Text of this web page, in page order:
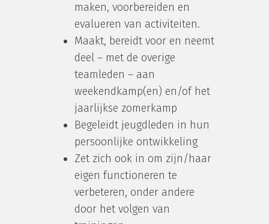
maken, voorbereiden en
evalueren van activiteiten.
Maakt, bereidt voor en neemt
deel – met de overige
teamleden – aan
weekendkamp(en) en/of het
jaarlijkse zomerkamp
Begeleidt jeugdleden in hun
persoonlijke ontwikkeling
Zet zich ook in om zijn/haar
eigen functioneren te
verbeteren, onder andere
door het volgen van